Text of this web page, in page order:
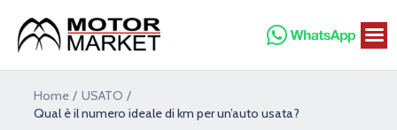
contenuto
Home
USATO
Qual è il numero ideale di km per un’auto usata?
articoli